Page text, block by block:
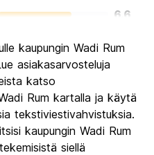
6.6
9.7
kaupungin Wadi Rum
asiakasarvosteluja
katso
Rum kartalla ja käytä
tekstiviestivahvistuksia.
kaupungin Wadi Rum
siellä